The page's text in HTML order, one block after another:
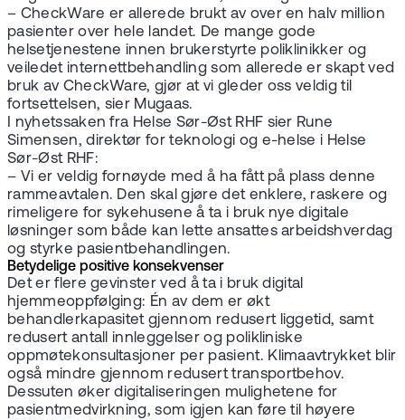
– CheckWare er allerede brukt av over en halv million
pasienter over hele landet. De mange gode
helsetjenestene innen brukerstyrte poliklinikker og
veiledet internettbehandling som allerede er skapt ved
bruk av CheckWare, gjør at vi gleder oss veldig til
fortsettelsen, sier Mugaas.
I nyhetssaken fra Helse Sør-Øst RHF sier Rune
Simensen, direktør for teknologi og e-helse i Helse
Sør-Øst RHF:
– Vi er veldig fornøyde med å ha fått på plass denne
rammeavtalen. Den skal gjøre det enklere, raskere og
rimeligere for sykehusene å ta i bruk nye digitale
løsninger som både kan lette ansattes arbeidshverdag
og styrke pasientbehandlingen.
Betydelige positive konsekvenser
Det er flere gevinster ved å ta i bruk digital
hjemmeoppfølging: Én av dem er økt
behandlerkapasitet gjennom redusert liggetid, samt
redusert antall innleggelser og polikliniske
oppmøtekonsultasjoner per pasient. Klimaavtrykket blir
også mindre gjennom redusert transportbehov.
Dessuten øker digitaliseringen mulighetene for
pasientmedvirkning, som igjen kan føre til høyere